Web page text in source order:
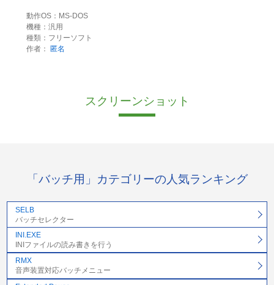
動作OS：MS-DOS
機種：汎用
種類：フリーソフト
作者：
匿名
スクリーンショット
「バッチ用」カテゴリーの人気ランキング
SELB
バッチセレクター
INI.EXE
INIファイルの読み書きを行う
RMX
音声装置対応バッチメニュー